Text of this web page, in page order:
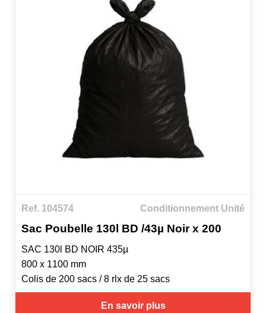
Ref. 104574 Conditionnement Unité
Sac Poubelle 130l BD /43µ Noir x 200
SAC 130l BD NOIR 435µ
800 x 1100 mm
Colis de 200 sacs / 8 rlx de 25 sacs
En savoir plus